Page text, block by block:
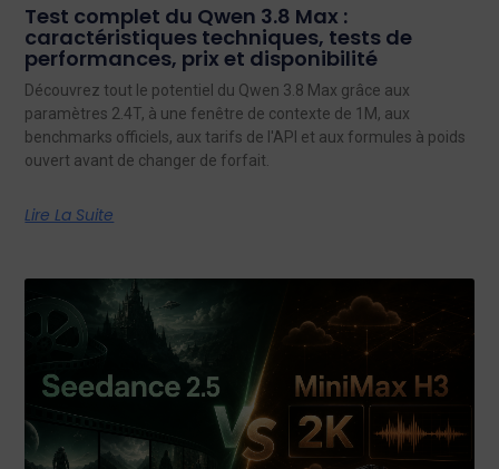
Test complet du Qwen 3.8 Max :
caractéristiques techniques, tests de
performances, prix et disponibilité
Découvrez tout le potentiel du Qwen 3.8 Max grâce aux
paramètres 2.4T, à une fenêtre de contexte de 1M, aux
benchmarks officiels, aux tarifs de l'API et aux formules à poids
ouvert avant de changer de forfait.
Lire La Suite